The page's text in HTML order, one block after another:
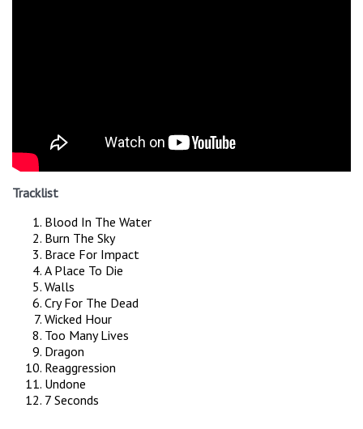
Tracklist
Blood In The Water
Burn The Sky
Brace For Impact
A Place To Die
Walls
Cry For The Dead
Wicked Hour
Too Many Lives
Dragon
Reaggression
Undone
7 Seconds